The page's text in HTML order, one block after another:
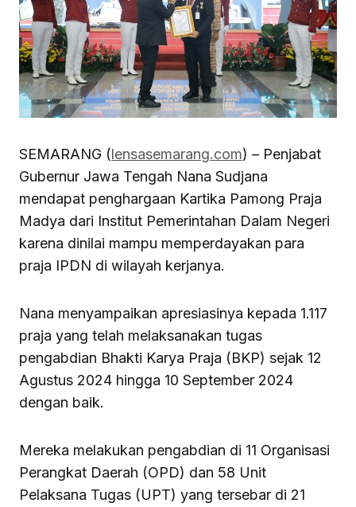
SEMARANG (lensasemarang.com) – Penjabat
Gubernur Jawa Tengah Nana Sudjana
mendapat penghargaan Kartika Pamong Praja
Madya dari Institut Pemerintahan Dalam Negeri
karena dinilai mampu memperdayakan para
praja IPDN di wilayah kerjanya.
Nana menyampaikan apresiasinya kepada 1.117
praja yang telah melaksanakan tugas
pengabdian Bhakti Karya Praja (BKP) sejak 12
Agustus 2024 hingga 10 September 2024
dengan baik.
Mereka melakukan pengabdian di 11 Organisasi
Perangkat Daerah (OPD) dan 58 Unit
Pelaksana Tugas (UPT) yang tersebar di 21